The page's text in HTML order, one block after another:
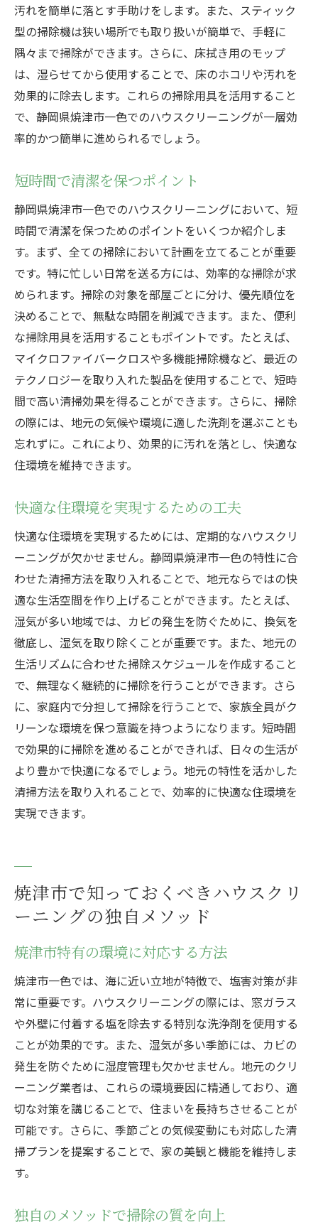
汚れを簡単に落とす手助けをします。また、スティック
型の掃除機は狭い場所でも取り扱いが簡単で、手軽に
隅々まで掃除ができます。さらに、床拭き用のモップ
は、湿らせてから使用することで、床のホコリや汚れを
効果的に除去します。これらの掃除用具を活用すること
で、静岡県焼津市一色でのハウスクリーニングが一層効
率的かつ簡単に進められるでしょう。
短時間で清潔を保つポイント
静岡県焼津市一色でのハウスクリーニングにおいて、短
時間で清潔を保つためのポイントをいくつか紹介しま
す。まず、全ての掃除において計画を立てることが重要
です。特に忙しい日常を送る方には、効率的な掃除が求
められます。掃除の対象を部屋ごとに分け、優先順位を
決めることで、無駄な時間を削減できます。また、便利
な掃除用具を活用することもポイントです。たとえば、
マイクロファイバークロスや多機能掃除機など、最近の
テクノロジーを取り入れた製品を使用することで、短時
間で高い清掃効果を得ることができます。さらに、掃除
の際には、地元の気候や環境に適した洗剤を選ぶことも
忘れずに。これにより、効果的に汚れを落とし、快適な
住環境を維持できます。
快適な住環境を実現するための工夫
快適な住環境を実現するためには、定期的なハウスクリ
ーニングが欠かせません。静岡県焼津市一色の特性に合
わせた清掃方法を取り入れることで、地元ならではの快
適な生活空間を作り上げることができます。たとえば、
湿気が多い地域では、カビの発生を防ぐために、換気を
徹底し、湿気を取り除くことが重要です。また、地元の
生活リズムに合わせた掃除スケジュールを作成すること
で、無理なく継続的に掃除を行うことができます。さら
に、家庭内で分担して掃除を行うことで、家族全員がク
リーンな環境を保つ意識を持つようになります。短時間
で効果的に掃除を進めることができれば、日々の生活が
より豊かで快適になるでしょう。地元の特性を活かした
清掃方法を取り入れることで、効率的に快適な住環境を
実現できます。
焼津市で知っておくべきハウスクリ
ーニングの独自メソッド
焼津市特有の環境に対応する方法
焼津市一色では、海に近い立地が特徴で、塩害対策が非
常に重要です。ハウスクリーニングの際には、窓ガラス
や外壁に付着する塩を除去する特別な洗浄剤を使用する
ことが効果的です。また、湿気が多い季節には、カビの
発生を防ぐために湿度管理も欠かせません。地元のクリ
ーニング業者は、これらの環境要因に精通しており、適
切な対策を講じることで、住まいを長持ちさせることが
可能です。さらに、季節ごとの気候変動にも対応した清
掃プランを提案することで、家の美観と機能を維持しま
す。
独自のメソッドで掃除の質を向上